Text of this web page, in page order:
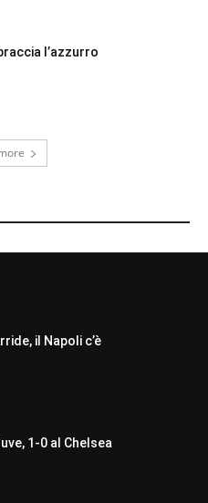
l’azzurro
il Napoli c’è
1-0 al Chelsea